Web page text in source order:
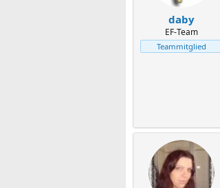
daby
EF-Team
Teammitglied